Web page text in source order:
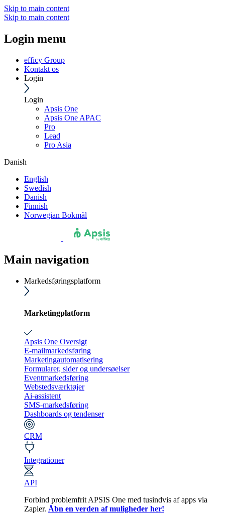
Skip to main content
Skip to main content
Login menu
efficy Group
Kontakt os
Login
Login
Apsis One
Apsis One APAC
Pro
Lead
Pro Asia
Danish
English
Swedish
Danish
Finnish
Norwegian Bokmål
Main navigation
Markedsføringsplatform
Marketingplatform
Apsis One Oversigt
E-mailmarkedsføring
Marketingautomatisering
Formularer, sider og undersøelser
Eventmarkedsføring
Webstedsværktøjer
Ai-assistent
SMS-markedsføring
Dashboards og tendenser
CRM
Integrationer
API
Forbind problemfrit APSIS One med tusindvis af apps via
Zapier. Åbn en verden af muligheder her!